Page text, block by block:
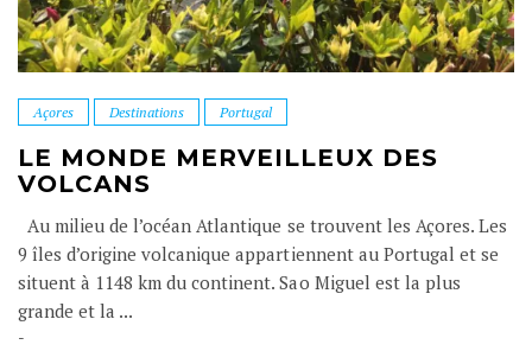
Açores Destinations Portugal
LE MONDE MERVEILLEUX DES
VOLCANS
Au milieu de l’océan Atlantique se trouvent les Açores. Les
9 îles d’origine volcanique appartiennent au Portugal et se
situent à 1148 km du continent. Sao Miguel est la plus
grande et la ...